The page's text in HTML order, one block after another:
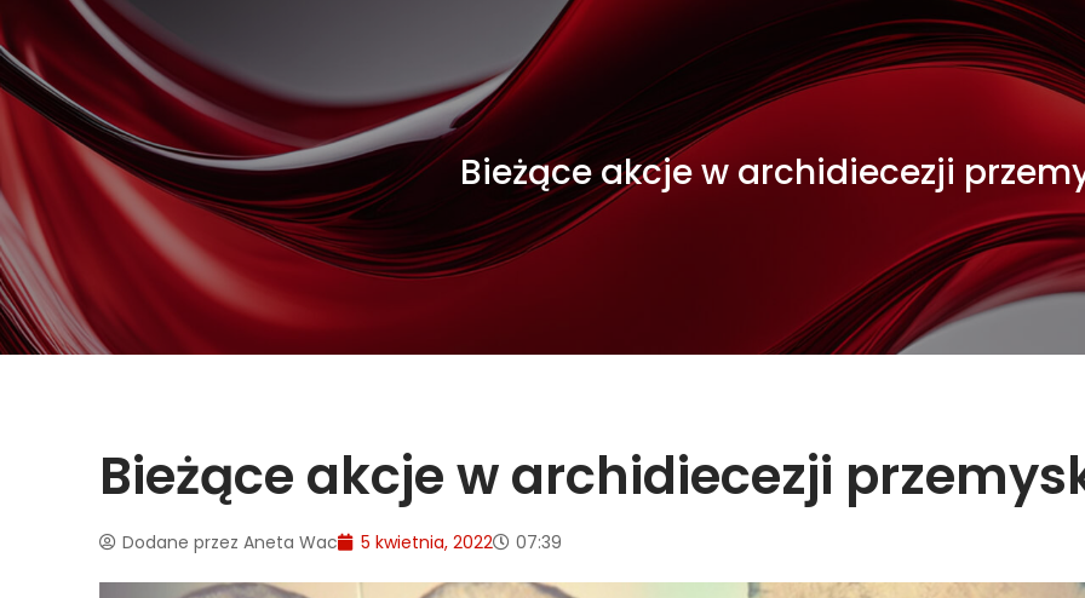
Bieżące akcje w archidiecezji
Bieżące akcje w archidiecezji
Dodane przez Aneta Wac 5 kwietnia, 2022 07:39